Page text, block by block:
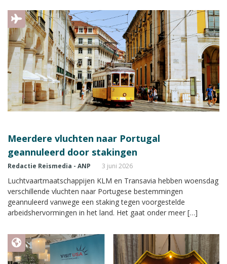
Meerdere vluchten naar Portugal
geannuleerd door stakingen
Redactie Reismedia - ANP 3 juni 2026
Luchtvaartmaatschappijen KLM en Transavia hebben woensdag
verschillende vluchten naar Portugese bestemmingen
geannuleerd vanwege een staking tegen voorgestelde
arbeidshervormingen in het land. Het gaat onder meer […]